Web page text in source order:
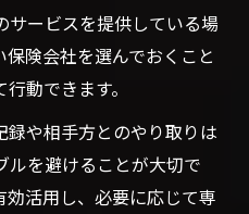
サービスを提供している場
険会社を選んでおくこと
動できます。
や相手方とのやり取りは
ルを避けることが大切で
活用し、必要に応じて専